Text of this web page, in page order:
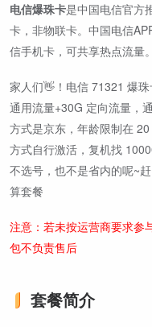
电信爆珠卡是中国电信官方
卡，非物联卡。中国电信
信手机卡，可共享热点流量
家人们👋！电信 71321 爆
通用流量+30G 定向流量，
方式是京东，年龄限制在
方式自行激活，复机找
不选号，也不是省内的呢~
算套餐
注意：若未按运营商要求参
包不负责售后
套餐简介